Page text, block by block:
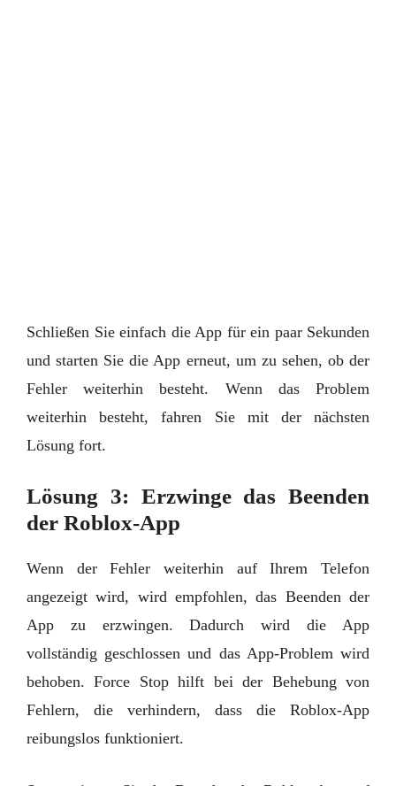
Schließen Sie einfach die App für ein paar Sekunden
und starten Sie die App erneut, um zu sehen, ob der
Fehler weiterhin besteht. Wenn das Problem
weiterhin besteht, fahren Sie mit der nächsten
Lösung fort.
Lösung 3: Erzwinge das Beenden
der Roblox-App
Wenn der Fehler weiterhin auf Ihrem Telefon
angezeigt wird, wird empfohlen, das Beenden der
App zu erzwingen. Dadurch wird die App
vollständig geschlossen und das App-Problem wird
behoben. Force Stop hilft bei der Behebung von
Fehlern, die verhindern, dass die Roblox-App
reibungslos funktioniert.